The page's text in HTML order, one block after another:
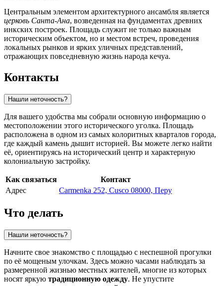
Центральным элементом архитектурного ансамбля является
церковь Санта-Ана, возведенная на фундаментах древних
инкских построек. Площадь служит не только важным
историческим объектом, но и местом встреч, проведения
локальных рынков и ярких уличных представлений,
отражающих повседневную жизнь народа кечуа.
Контакты
Нашли неточность?
Для вашего удобства мы собрали основную информацию о
местоположении этого исторического уголка. Площадь
расположена в одном из самых колоритных кварталов города,
где каждый камень дышит историей. Вы можете легко найти
её, ориентируясь на исторический центр и характерную
колониальную застройку.
Как связаться
Контакт
Адрес
Carmenka 252, Cusco 08000, Перу
Что делать
Нашли неточность?
Начните свое знакомство с площадью с неспешной прогулки
по её мощеным улочкам. Здесь можно часами наблюдать за
размеренной жизнью местных жителей, многие из которых
носят яркую традиционную одежду. Не упустите